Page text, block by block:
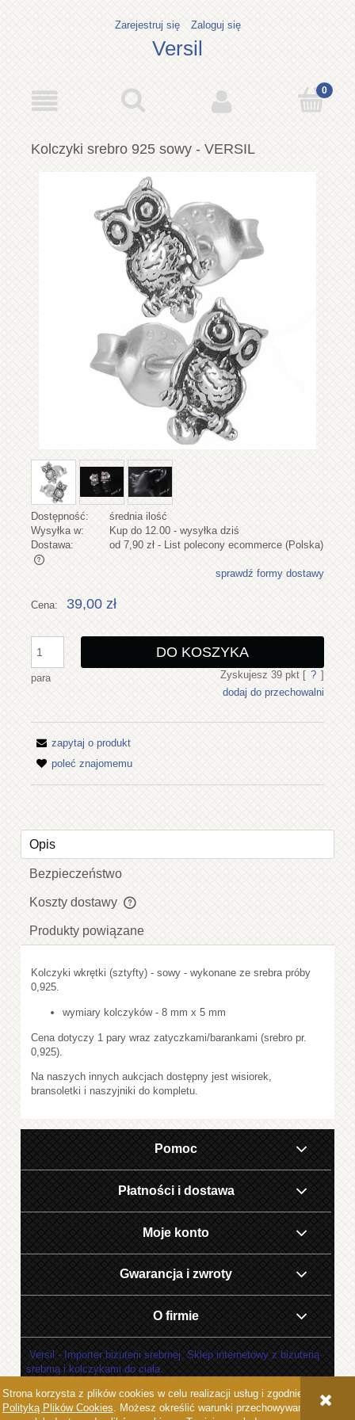
Strona korzysta z plików cookies w celu realizacji usług i zgodnie z
Polityką Plików Cookies. Możesz określić warunki przechowywania
Zarejestruj się Zaloguj się
Versil
Kolczyki srebro 925 sowy - VERSIL
Dostępność:
średnia ilość
Wysyłka w:
Kup do 12.00 - wysyłka dziś
Dostawa:
od 7,90 zł - List polecony ecommerce (Polska)
Cena nie zawiera ewentualnych kosztów płatności
sprawdź formy dostawy
Cena: 39,00 zł
para
DO KOSZYKA
Zyskujesz 39pkt [ ? ]
dodaj do przechowalni
zapytaj o produkt
poleć znajomemu
Opis
Bezpieczeństwo
Koszty dostawy
Cena nie zawiera ewentualnych kosztów płatności
Produkty powiązane
Kolczyki wkrętki (sztyfty) - sowy - wykonane ze srebra próby
0,925.
wymiary kolczyków - 8 mm x 5 mm
Cena dotyczy 1 pary wraz zatyczkami/barankami (srebro pr.
0,925).
Na naszych innych aukcjach dostępny jest wisiorek,
bransoletki i naszyjniki do kompletu.
Pomoc
Płatności i dostawa
Moje konto
Gwarancja i zwroty
O firmie
Versil - Importer biżuterii srebrnej. Sklep internetowy z biżuterią
srebrną i kolczykami do ciała.
POKAŻ PEŁNĄ WERSJĘ STRONY